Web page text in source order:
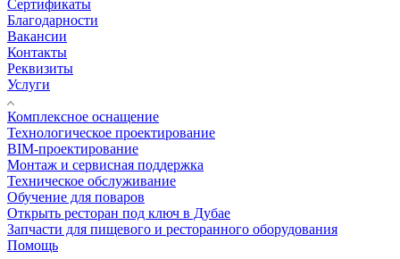
Сертификаты
Благодарности
Вакансии
Контакты
Реквизиты
Услуги
Комплексное оснащение
Технологическое проектирование
BIM-проектирование
Монтаж и сервисная поддержка
Техническое обслуживание
Обучение для поваров
Открыть ресторан под ключ в Дубае
Запчасти для пищевого и ресторанного оборудования
Помощь